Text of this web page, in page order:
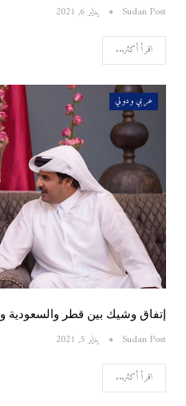
Sudan Post يناير 6, 2021
اقرأ أكثر...
عربي ودولي
إتفاق وشيك بين قطر والسعودية و3 دول عربية أخرى
Sudan Post يناير 5, 2021
اقرأ أكثر...